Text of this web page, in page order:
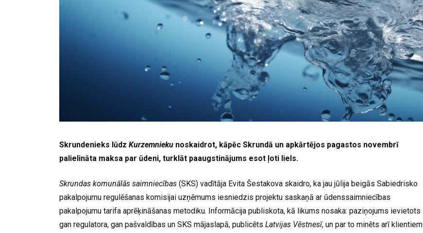
Skrundenieks lūdz Kurzemnieku noskaidrot, kāpēc Skrundā un apkārtējos pagastos novembrī
palielināta maksa par ūdeni, turklāt paaugstinājums esot ļoti liels.
Skrundas komunālās saimniecības (SKS) vadītāja Evita Šestakova skaidro, ka jau jūlija beigās Sabiedrisko
pakalpojumu regulēšanas komisijai uzņēmums iesniedzis projektu saskaņā ar ūdenssaimniecības
pakalpojumu tarifa aprēķināšanas metodiku. Informācija publiskota, kā likums nosaka: paziņojums ievietots
gan regulatora, gan pašvaldības un SKS mājaslapā, publicēts Latvijas Vēstnesī, un par to minēts arī klientiem